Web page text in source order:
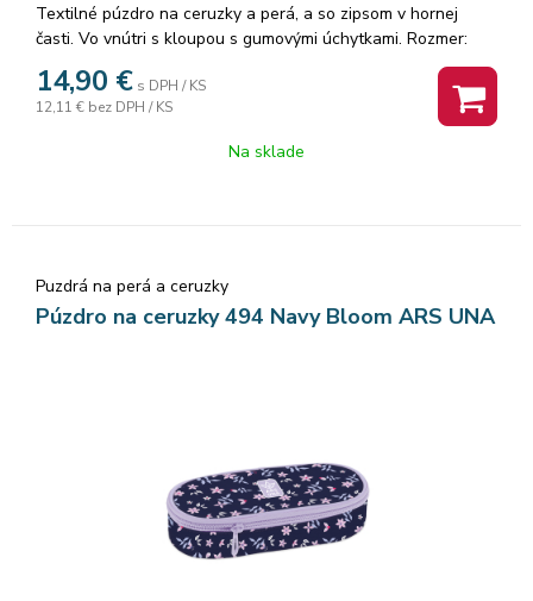
Textilné púzdro na ceruzky a perá, a so zipsom v hornej
časti. Vo vnútri s kloupou s gumovými úchytkami. Rozmer:
14,90 € s DPH / KS
12,11 € bez DPH / KS
Na sklade
Puzdrá na perá a ceruzky
Púzdro na ceruzky 494 Navy Bloom ARS UNA